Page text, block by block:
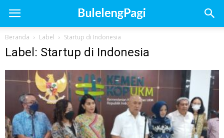
Beranda Label Startup di Indonesia
Label: Startup di Indonesia